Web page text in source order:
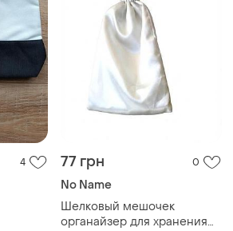
4 77 грн 0
No Name
Шелковый мешочек
органайзер для хранения